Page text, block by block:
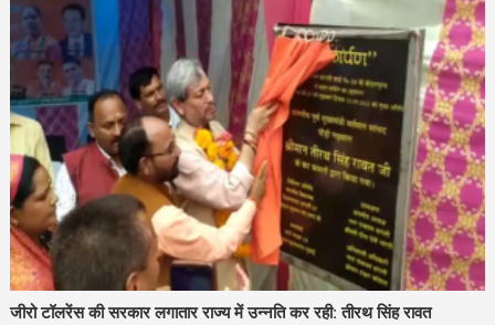
जीरो टॉलरेंस की सरकार लगातार राज्य में उन्नति कर रही: तीरथ सिंह रावत